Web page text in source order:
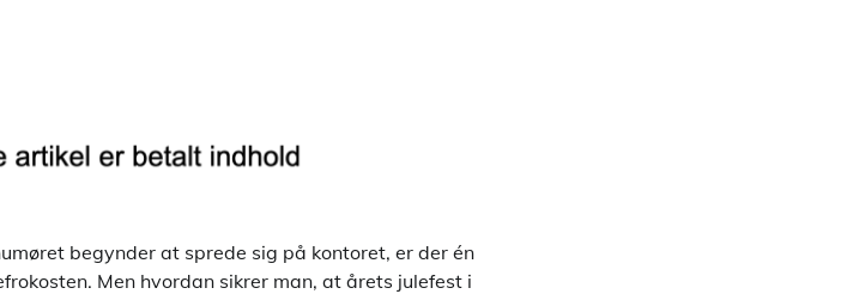
begynder at sprede sig på kontoret, er der én
Men hvordan sikrer man, at årets julefest i